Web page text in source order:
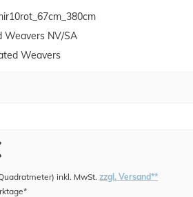
Weavers NV/SA
Weavers
)inkl. MwSt.zzgl. Versand**